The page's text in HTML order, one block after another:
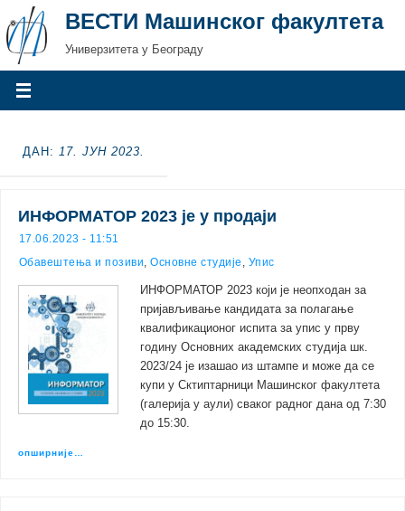
ВЕСТИ Машинског факултета
Универзитета у Београду
ДАН: 17. ЈУН 2023.
ИНФОРМАТОР 2023 је у продаји
17.06.2023 - 11:51
Обавештења и позиви,Основне студије , Упис
ИНФОРМАТОР 2023 који је неопходан за
пријављивање кандидата за полагање
квалификационог испита за упис у прву
годину Основних академских студија шк.
2023/24 је изашао из штампе и може да се
купи у Сктиптарници Машинског факултета
(галерија у аули) сваког радног дана од 7:30
до 15:30.
опширније…